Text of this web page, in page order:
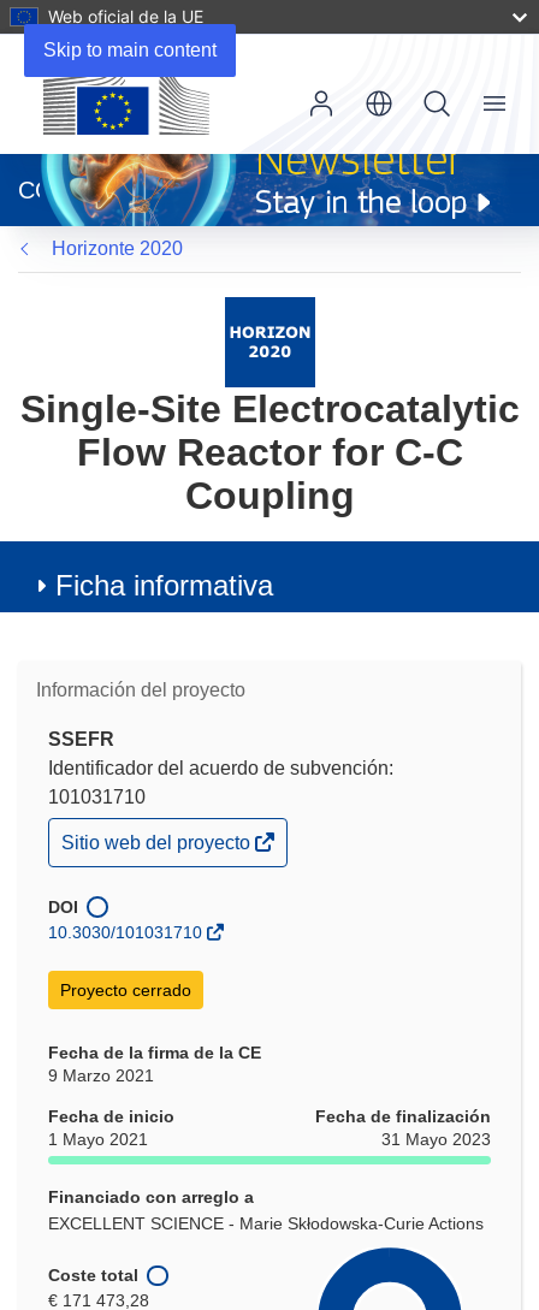
Skip to main content
Web oficial de la UE
abrirá
en
una
nueva
ventana)
CORDIS
Menu
Horizonte 2020
Single-Site Electrocatalytic
Flow Reactor for C-C
Coupling
Ficha informativa
Información del proyecto
SSEFR
Identificador del acuerdo de subvención:
101031710
(se
abrirá
una
nueva
Sitio web del proyecto
DOI
10.3030/101031710
Proyecto cerrado
Fecha de la firma de la CE
9 Marzo 2021
Fecha de inicio
1 Mayo 2021
Fecha de finalización
31 Mayo 2023
Financiado con arreglo a
EXCELLENT SCIENCE - Marie Skłodowska-Curie Actions
Coste total
€ 171 473,28